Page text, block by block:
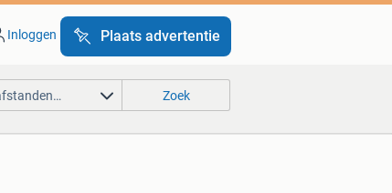
Inloggen Plaats advertentie
Zoek